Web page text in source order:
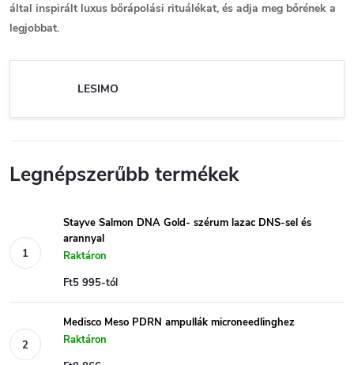
által inspirált luxus bőrápolási rituálékat, és adja meg bőrének a
legjobbat.
LESIMO
Legnépszerűbb termékek
Stayve Salmon DNA Gold- szérum lazac DNS-sel és
arannyal
Raktáron
Ft5 995-tól
Medisco Meso PDRN ampullák microneedlinghez
Raktáron